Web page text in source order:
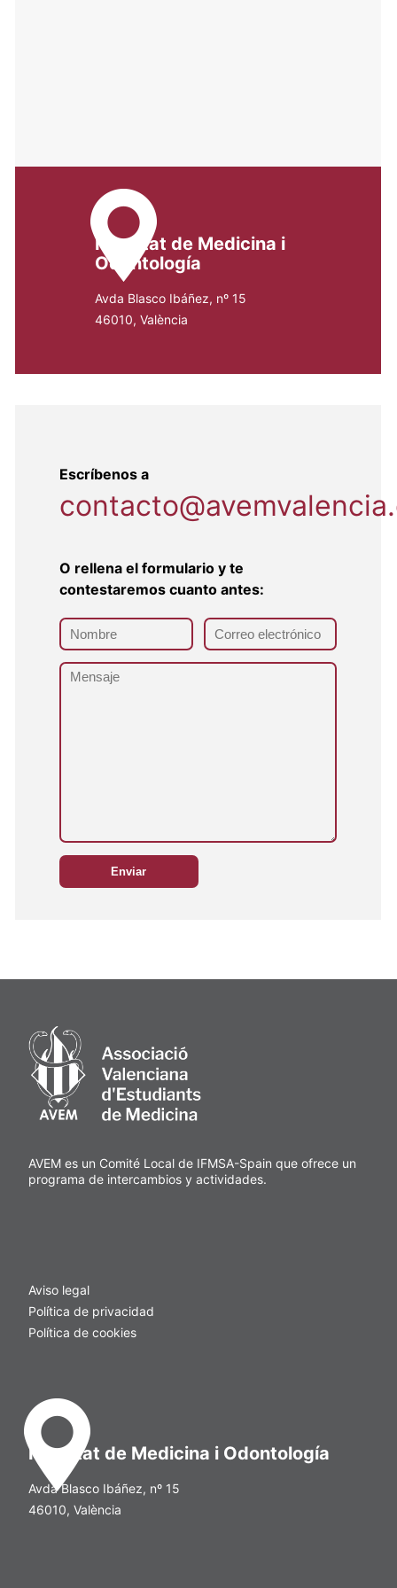
Facultat de Medicina i
Odontología
Avda Blasco Ibáñez, nº 15
46010, València
Escríbenos a
O rellena el formulario y te
contestaremos cuanto antes:
AVEM es un Comité Local de IFMSA-Spain que ofrece un
programa de intercambios y actividades.
Aviso legal
Política de privacidad
Política de cookies
Facultat de Medicina i Odontología
Avda Blasco Ibáñez, nº 15
46010, València